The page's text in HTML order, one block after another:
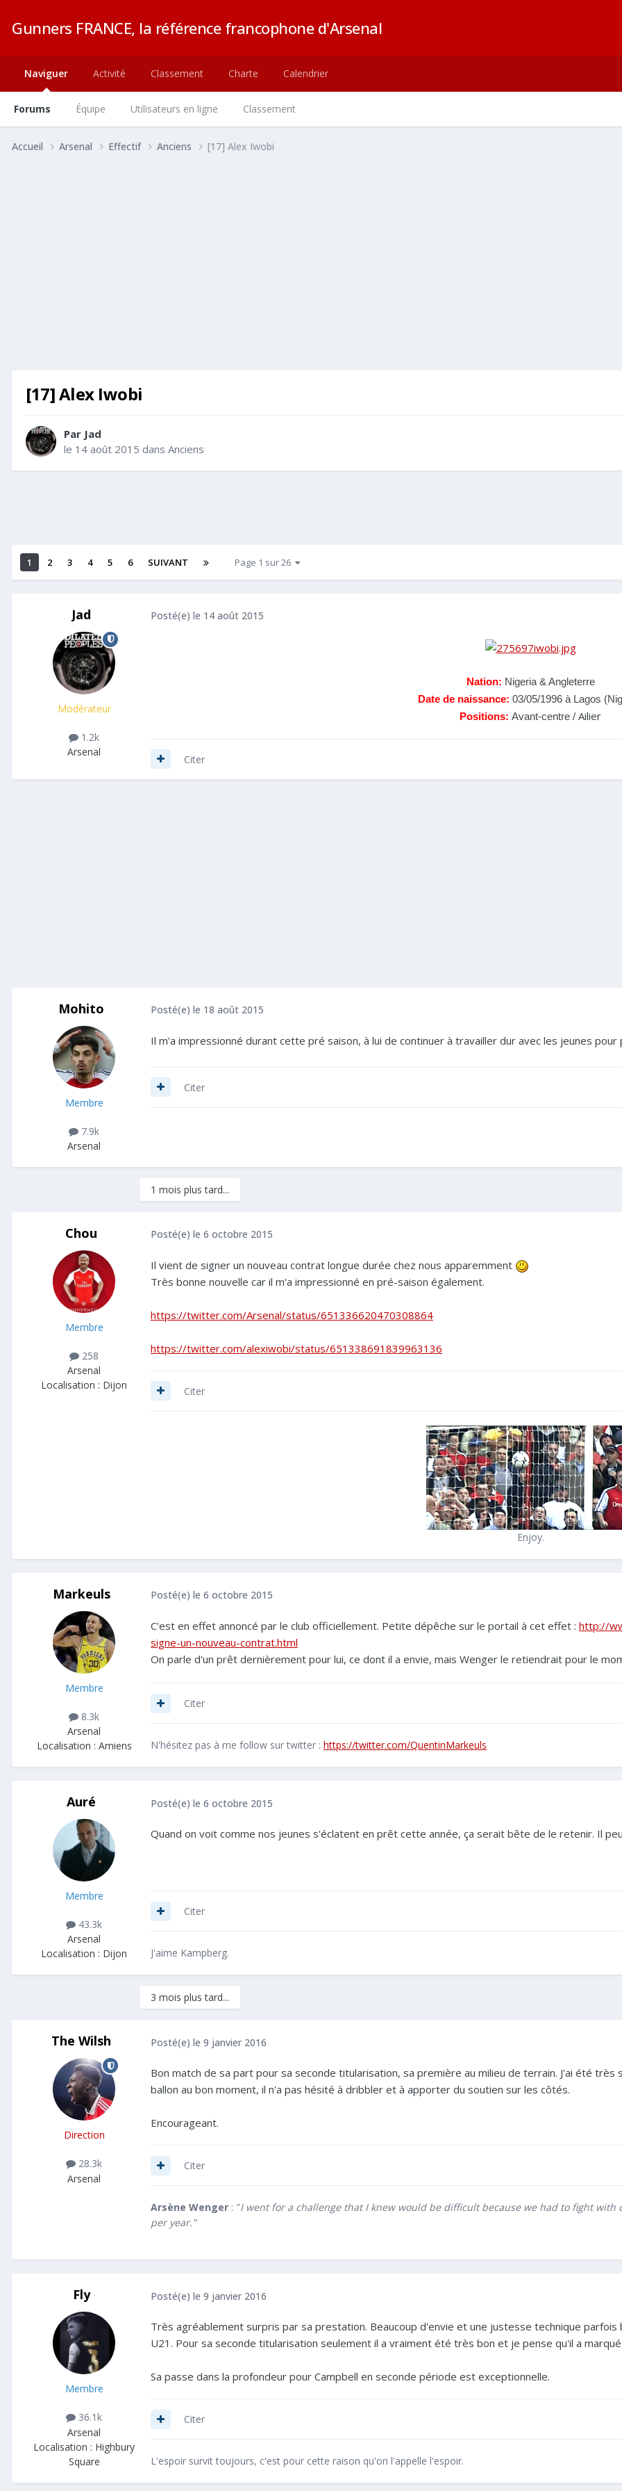
Gunners FRANCE, la référence francophone d'Arsenal
Naviguer
Forums Équipe Utilisateurs en ligne Classement
Activité Classement Charte Calendrier
Accueil Arsenal Effectif Anciens [17] Alex Iwobi
[17] Alex Iwobi
Par Jad
le 14 août 2015 dans Anciens
1 2 3 4 5 6 SUIVANT Page 1 sur 26
Jad
Modérateur
1.2k
Arsenal
Posté(e) le 14 août 2015
Nation: Nigeria & Angleterre
Date de naissance: 03/05/1996 à Lagos
Positions: Avant-centre / Ailier
Citer
Mohito
Membre
7.9k
Arsenal
Posté(e) le 18 août 2015
Il m'a impressionné durant cette pré saison, à lui de continuer à travailler dur avec les jeunes
Citer
1 mois plus tard...
Chou
Membre
258
Arsenal
Localisation : Dijon
Posté(e) le 6 octobre 2015
Il vient de signer un nouveau contrat longue durée chez nous apparemment
Très bonne nouvelle car il m'a impressionné en pré-saison également.
https://twitter.com/Arsenal/status/651336620470308864
https://twitter.com/alexiwobi/status/651338691839963136
Citer
Enjoy.
Markeuls
Membre
8.3k
Arsenal
Localisation : Amiens
Posté(e) le 6 octobre 2015
C'est en effet annoncé par le club officiellement. Petite dépêche sur le portail à cet effet : http://
signe-un-nouveau-contrat.html
On parle d'un prêt dernièrement pour lui, ce dont il a envie, mais Wenger le retiendrait pour le
Citer
N'hésitez pas à me follow sur twitter : https://twitter.com/QuentinMarkeuls
Auré
Membre
43.3k
Arsenal
Localisation : Dijon
Posté(e) le 6 octobre 2015
Quand on voit comme nos jeunes s'éclatent en prêt cette année, ça serait bête de le retenir. Il
Citer
J'aime Kampberg.
3 mois plus tard...
The Wilsh
Direction
28.3k
Arsenal
Posté(e) le 9 janvier 2016
Bon match de sa part pour sa seconde titularisation, sa première au milieu de terrain. J'ai été
ballon au bon moment, il n'a pas hésité à dribbler et à apporter du soutien sur les côtés.
Encourageant.
Citer
Arsène Wenger : "I went for a challenge that I knew would be difficult because we had to fight with
per year."
Fly
Membre
36.1k
Arsenal
Localisation : Highbury
Square
Posté(e) le 9 janvier 2016
Très agréablement surpris par sa prestation. Beaucoup d'envie et une justesse technique
U21. Pour sa seconde titularisation seulement il a vraiment été très bon et je pense qu'il a
Sa passe dans la profondeur pour Campbell en seconde période est exceptionnelle.
Citer
L'espoir survit toujours, c'est pour cette raison qu'on l'appelle l'espoir.